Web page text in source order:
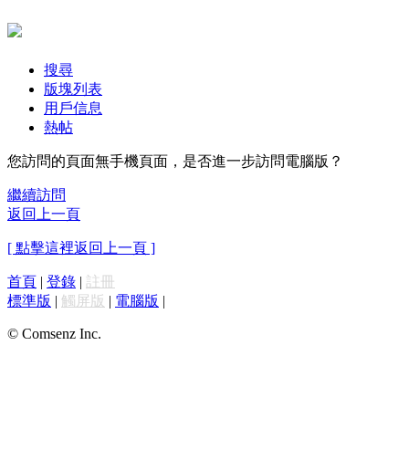
搜尋
版塊列表
用戶信息
熱帖
您訪問的頁面無手機頁面，是否進一步訪問電腦版？
繼續訪問
返回上一頁
[ 點擊這裡返回上一頁 ]
首頁 | 登錄 | 註冊
標準版 | 觸屏版 | 電腦版 |
© Comsenz Inc.